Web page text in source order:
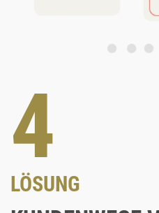
4
LÖSUNG